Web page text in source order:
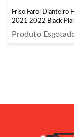
Friso Farol Dianteiro
2021 2022 Black
Produto